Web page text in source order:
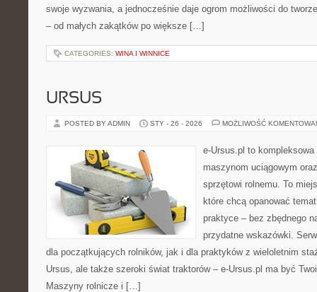
swoje wyzwania, a jednocześnie daje ogrom możliwości do
– od małych zakątków po większe […]
CATEGORIES: WINA I WINNICE
URSUS
POSTED BY ADMIN STY - 26 - 2026 MOŻLIWOŚĆ
e-Ursus.pl to
maszynom uciągowym
sprzętowi rolnemu. To
które chcą opanować
praktyce – bez zbędnego
przydatne wskazówki.
dla początkujących rolników, jak i dla praktyków z wieloletnim
Ursus, ale także szeroki świat traktorów – e-Ursus.pl ma być
Maszyny rolnicze i […]